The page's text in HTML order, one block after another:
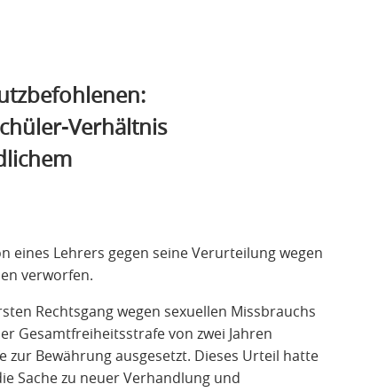
Verhältnis
eines Lehrers gegen seine Verurteilung wegen
verworfen.
Rechtsgang wegen sexuellen Missbrauchs
Gesamtfreiheitsstrafe von zwei Jahren
Bewährung ausgesetzt. Dieses Urteil hatte
Sache zu neuer Verhandlung und